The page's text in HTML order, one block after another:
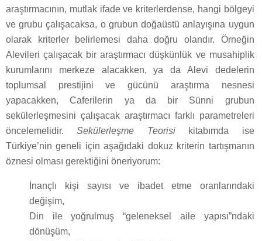
araştırmacının, mutlak ifade ve kriterlerdense, hangi bölgeyi
ve grubu çalışacaksa, o grubun doğaüstü anlayışına uygun
olarak kriterler belirlemesi daha doğru olandır. Örneğin
Alevileri çalışacak bir araştırmacı düşkünlük ve musahiplik
kurumlarını merkeze alacakken, ya da Alevi dedelerin
toplumsal prestijini ve gücünü araştırma nesnesi
yapacakken, Caferilerin ya da bir Sünni grubun
sekülerleşmesini çalışacak araştırmacı farklı parametreleri
öncelemelidir.Sekülerleşme Teorisi
kitabımda ise
Türkiye’nin geneli için aşağıdaki dokuz kriterin tartışmanın
öznesi olması gerektiğini öneriyorum:
İnançlı kişi sayısı ve ibadet etme oranlarındaki
değişim,
Din ile yoğrulmuş “geleneksel aile yapısı”ndaki
dönüşüm,